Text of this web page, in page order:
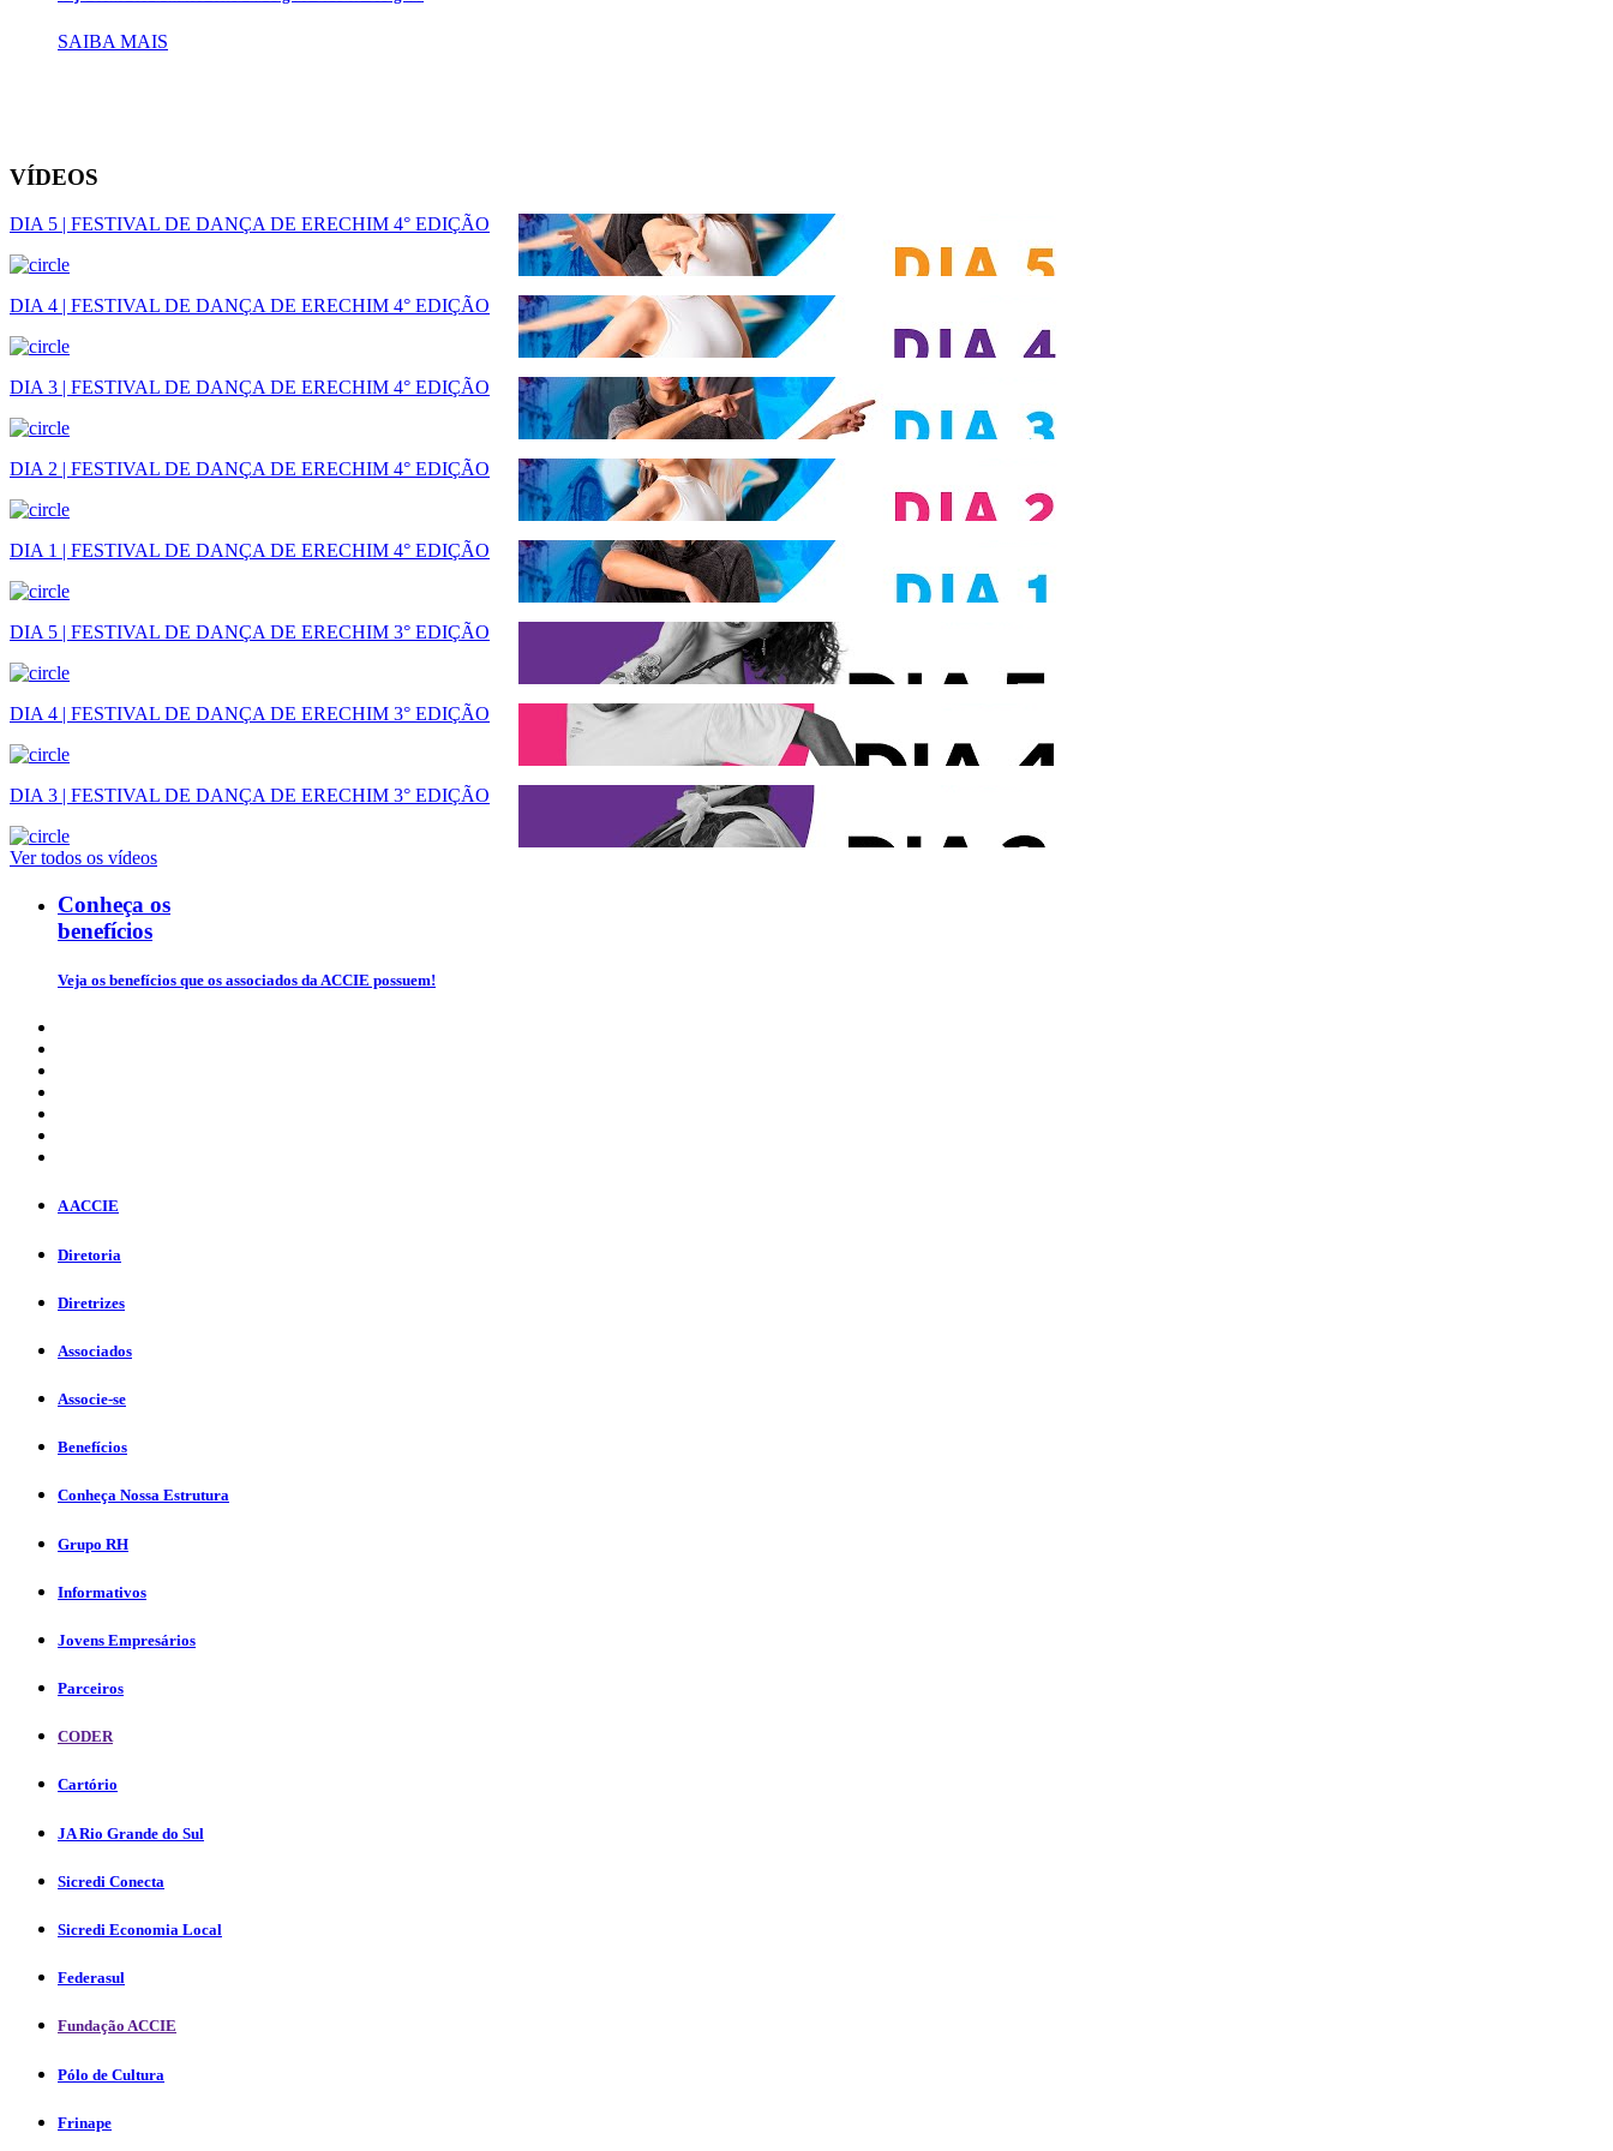
SAIBA MAIS
VÍDEOS
DIA 5 | FESTIVAL DE DANÇA DE ERECHIM 4° EDIÇÃO
DIA 4 | FESTIVAL DE DANÇA DE ERECHIM 4° EDIÇÃO
DIA 3 | FESTIVAL DE DANÇA DE ERECHIM 4° EDIÇÃO
DIA 2 | FESTIVAL DE DANÇA DE ERECHIM 4° EDIÇÃO
DIA 1 | FESTIVAL DE DANÇA DE ERECHIM 4° EDIÇÃO
DIA 5 | FESTIVAL DE DANÇA DE ERECHIM 3° EDIÇÃO
DIA 4 | FESTIVAL DE DANÇA DE ERECHIM 3° EDIÇÃO
DIA 3 | FESTIVAL DE DANÇA DE ERECHIM 3° EDIÇÃO
Ver todos os vídeos
Conheça os
benefícios
Veja os benefícios que os associados da ACCIE possuem!
A ACCIE
Diretoria
Diretrizes
Associados
Associe-se
Benefícios
Conheça Nossa Estrutura
Grupo RH
Informativos
Jovens Empresários
Parceiros
CODER
Cartório
JA Rio Grande do Sul
Sicredi Conecta
Sicredi Economia Local
Federasul
Fundação ACCIE
Pólo de Cultura
Frinape